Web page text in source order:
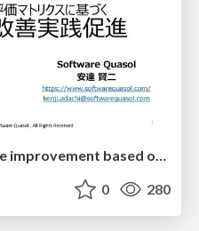
0 280